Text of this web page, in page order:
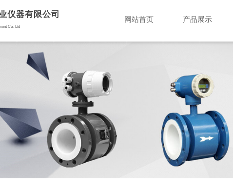
Co., Ltd
仪器有限公司
网站首页 产品展示